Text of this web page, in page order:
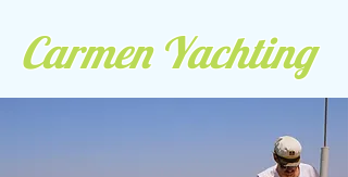
Carmen Yachting